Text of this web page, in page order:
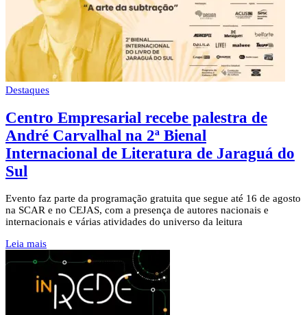
Destaques
Centro Empresarial recebe palestra de
André Carvalhal na 2ª Bienal
Internacional de Literatura de Jaraguá do
Sul
Evento faz parte da programação gratuita que segue até 16 de agosto
na SCAR e no CEJAS, com a presença de autores nacionais e
internacionais e várias atividades do universo da leitura
Leia mais